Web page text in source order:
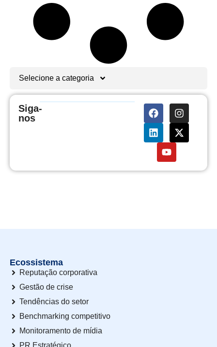
Selecione a categoria
Siga-
nos
Ecossistema
Reputação corporativa
Gestão de crise
Tendências do setor
Benchmarking competitivo
Monitoramento de mídia
PR Estratégico